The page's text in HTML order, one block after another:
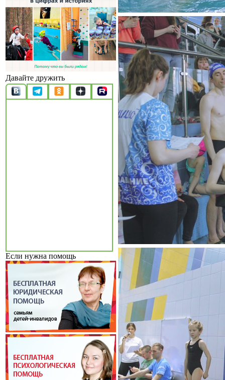
Давайте дружить
Если нужна помощь